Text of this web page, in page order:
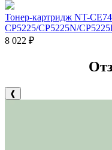
Тонер-картридж NT-
CP5225/CP5225N/
8 022 ₽
❰